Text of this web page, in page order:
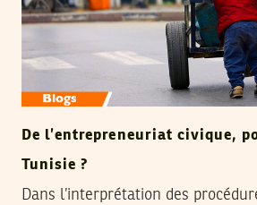
De l’entrepreneuriat civique,
Tunisie ?
Dans l’interprétation des